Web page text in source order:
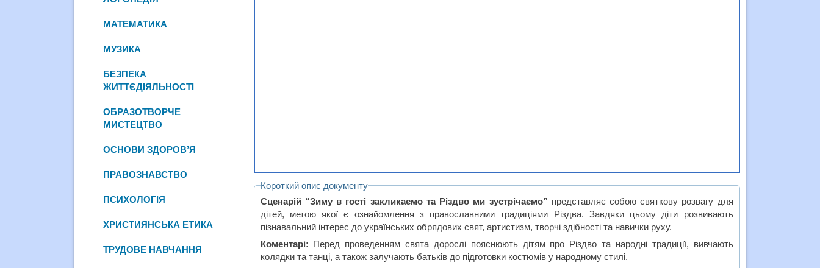
Короткий опис документу
Сценарій “Зиму в гості закликаємо та Різдво ми зустрічаємо” представляє собою святкову розвагу для
дітей, метою якої є ознайомлення з православними традиціями Різдва. Завдяки цьому діти розвивають
пізнавальний інтерес до українських обрядових свят, артистизм, творчі здібності та навички руху.
Коментарі: Перед проведенням свята дорослі пояснюють дітям про Різдво та народні традиції, вивчають
колядки та танці, а також залучають батьків до підготовки костюмів у народному стилі.
МАТЕМАТИКА
МУЗИКА
БЕЗПЕКА
ЖИТТЄДІЯЛЬНОСТІ
ОБРАЗОТВОРЧЕ
МИСТЕЦТВО
ОСНОВИ ЗДОРОВ’Я
ПРАВОЗНАВСТВО
ПСИХОЛОГІЯ
ХРИСТИЯНСЬКА ЕТИКА
ТРУДОВЕ НАВЧАННЯ